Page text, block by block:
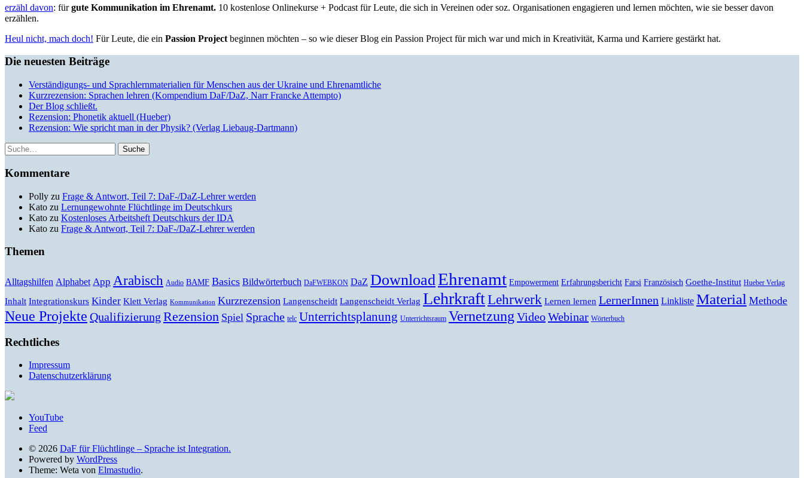
erzähl davon: fürgute Kommunikation im Ehrenamt. 10 kostenlose Onlinekurse + Podcast für Leute, die sich in Vereinen oder soz. Organisationen engagieren und lernen möchten, wie sie besser davon
erzählen.
Heul nicht, mach doch! Für Leute, die ein Passion Project beginnen möchten – so wie dieser Blog ein Passion Project für mich war und mich in Kreativität, Karma und Karriere gestärkt hat.
Die neuesten Beiträge
Verständigungs- und Sprachlernmaterialien für Menschen aus der Ukraine und Ehrenamtliche
Kurzrezension: Sprachen lehren (Kompendium DaF/DaZ, Narr Francke Attempto)
Der Blog schließt.
Rezension: Phonetik aktuell (Hueber)
Rezension: Wie spricht man in der Physik? (Verlag Liebaug-Dartmann)
Suche
Kommentare
Polly zu Frage & Antwort, Teil 7: DaF-/DaZ-Lehrer werden
Kato zu Lernungewohnte Flüchtlinge im Deutschkurs
Kato zu Kostenloses Arbeitsheft Deutschkurs der IDA
Kato zu Frage & Antwort, Teil 7: DaF-/DaZ-Lehrer werden
Themen
Alltagshilfen Alphabet App Arabisch Audio BAMF Basics Bildwörterbuch DaFWEBKON DaZ DownloadEhrenamt Empowerment Erfahrungsbericht Farsi Französisch Goethe-Institut Hueber Verlag
Inhalt Integrationskurs Kinder Klett Verlag Kommunikation Kurzrezension Langenscheidt Langenscheidt Verlag LehrkraftLehrwerk Lernen lernen LernerInnen Linkliste Material Methode
Neue Projekte Qualifizierung Rezension Spiel Sprache telc Unterrichtsplanung Unterrichtsraum Vernetzung VideoWebinar Wörterbuch
Rechtliches
Impressum
Datenschutzerklärung
YouTube
Feed
© 2026 DaF für Flüchtlinge – Sprache ist Integration.
Powered by WordPress
Theme: Weta von Elmastudio.